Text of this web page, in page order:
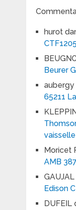
hurot
CTF1205
Beurer
aubergy
65211
vaisselle
Moricet
AMB
GAUJAL
Edison
DUFEIL